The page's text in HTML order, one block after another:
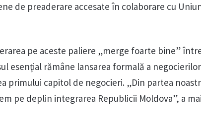
de preaderare accesate în colaborare cu
pe aceste paliere „merge foarte bine”
esențial rămâne lansarea formală a
primului capitol de negocieri. „Din partea
pe deplin integrarea Republicii Moldova”, a